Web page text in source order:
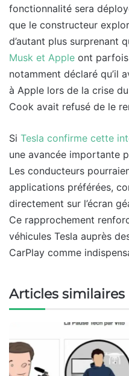
fonctionnalité sera
que le constructeur
d’autant plus surprenant
Musk et Apple ont
notamment déclaré qu’il
à Apple lors de la crise
Cook avait refusé de le
Si Tesla confirme cette
une avancée importante
Les conducteurs
applications préférées,
directement sur l’écran
Ce rapprochement
véhicules Tesla auprès
CarPlay comme
Articles similaires